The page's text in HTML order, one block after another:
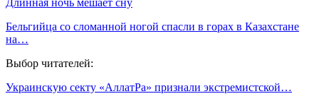
Бельгийца со сломанной ногой спасли в горах в Казахстане
на…
Выбор читателей:
Украинскую секту «АллатРа» признали экстремистской…